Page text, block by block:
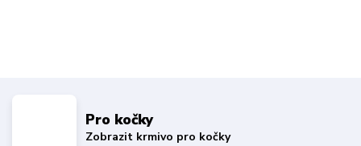
Pro kočky
Zobrazit krmivo pro kočky